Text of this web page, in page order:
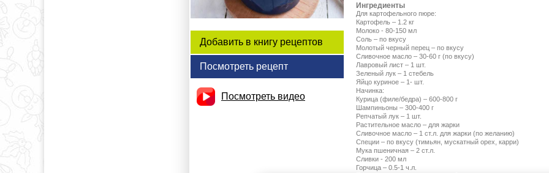
Добавить в книгу рецептов
Посмотреть рецепт
Посмотреть видео
Ингредиенты
Для картофельного пюре:
Картофель – 1.2 кг
Молоко - 80-150 мл
Соль – по вкусу
Молотый черный перец – по вкусу
Сливочное масло – 30-60 г (по вкусу)
Лавровый лист – 1 шт.
Зеленый лук – 1 стебель
Яйцо куриное – 1- шт.
Начинка:
Курица (филе/бедра) – 600-800 г
Шампиньоны – 300-400 г
Репчатый лук – 1 шт.
Растительное масло – для жарки
Сливочное масло – 1 ст.л. для жарки (по желанию)
Специи – по вкусу (тимьян, мускатный орех, карри)
Мука пшеничная – 2 ст.л.
Сливки - 200 мл
Горчица – 0.5-1 ч.л.